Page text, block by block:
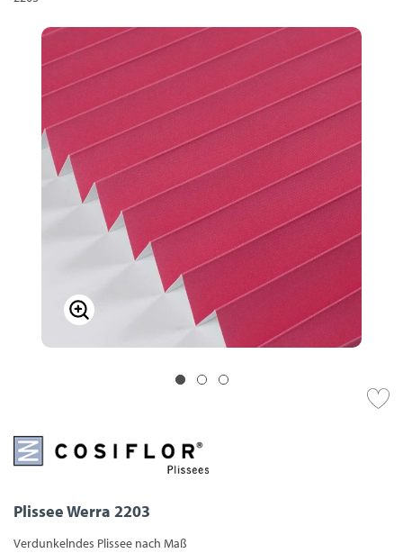
Plissee Werra 2203
Verdunkelndes Plissee nach Maß